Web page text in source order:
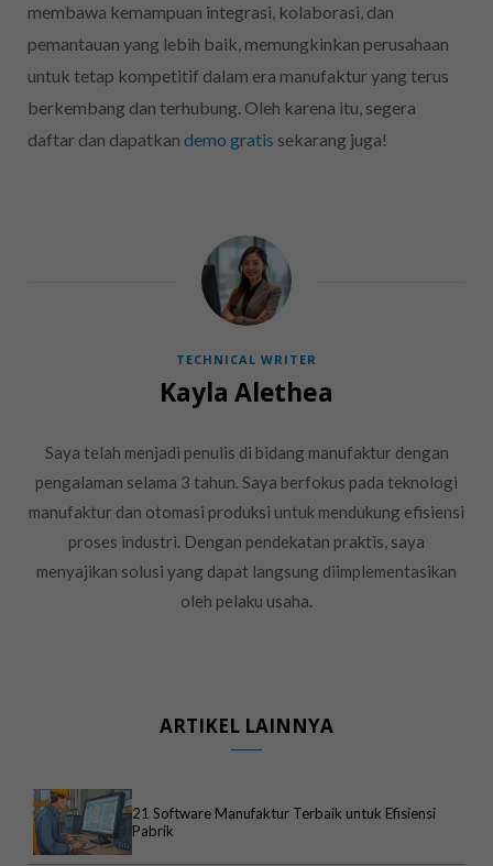
membawa kemampuan integrasi, kolaborasi, dan
pemantauan yang lebih baik, memungkinkan perusahaan
untuk tetap kompetitif dalam era manufaktur yang terus
berkembang dan terhubung. Oleh karena itu, segera
daftar dan dapatkan demo gratis sekarang juga!
TECHNICAL WRITER
Kayla Alethea
Saya telah menjadi penulis di bidang manufaktur dengan
pengalaman selama 3 tahun. Saya berfokus pada teknologi
manufaktur dan otomasi produksi untuk mendukung efisiensi
proses industri. Dengan pendekatan praktis, saya
menyajikan solusi yang dapat langsung diimplementasikan
oleh pelaku usaha.
ARTIKEL LAINNYA
21 Software Manufaktur Terbaik untuk Efisiensi
Pabrik